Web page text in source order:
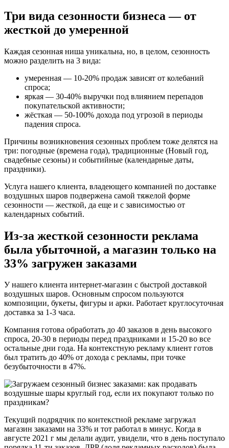
Три вида сезонности бизнеса — от
жесткой до умеренной
Каждая сезонная ниша уникальна, но, в целом, сезонность
можно разделить на 3 вида:
умеренная — 10-20% продаж зависят от колебаний
спроса;
яркая — 30-40% выручки под влиянием перепадов
покупательской активности;
жёсткая — 50-100% дохода под угрозой в периоды
падения спроса.
Причины возникновения сезонных проблем тоже делятся на
три: погодные (времена года), традиционные (Новый год,
свадебные сезоны) и событийные (календарные даты,
праздники).
Услуга нашего клиента, владеющего компанией по доставке
воздушных шаров подвержена самой тяжелой форме
сезонности — жесткой, да еще и с зависимостью от
календарных событий.
Из-за жесткой сезонности реклама
была убыточной, а магазин только на
33% загружен заказами
У нашего клиента интернет-магазин с быстрой доставкой
воздушных шаров. Основным спросом пользуются
композиции, букеты, фигуры и арки. Работает круглосуточная
доставка за 1-3 часа.
Компания готова обработать до 40 заказов в день высокого
спроса, 20-30 в периоды перед праздниками и 15-20 во все
остальные дни года. На контекстную рекламу клиент готов
был тратить до 40% от дохода с рекламы, при точке
безубыточности в 47%.
Текущий подрядчик по контекстной рекламе загружал
магазин заказами на 33% и тот работал в минус. Когда в
августе 2021 г мы делали аудит, увидели, что в день поступало